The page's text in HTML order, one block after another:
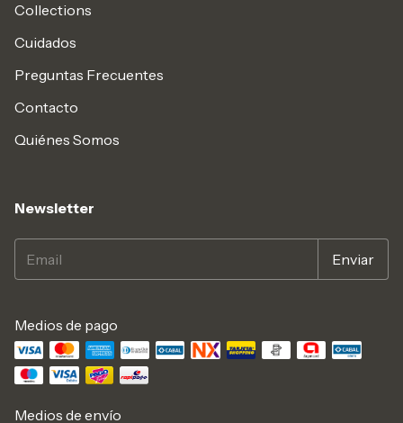
Collections
Cuidados
Preguntas Frecuentes
Contacto
Quiénes Somos
Newsletter
Medios de pago
Medios de envío